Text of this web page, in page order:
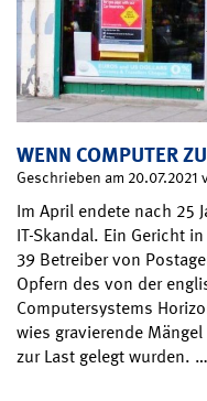
WENN COMPUTER
Geschrieben am 20.07.2021
Im April endete nach 25
IT-Skandal. Ein Gericht
39 Betreiber von
Opfern des von der
Computersystems
wies gravierende
zur Last gelegt wurden. …